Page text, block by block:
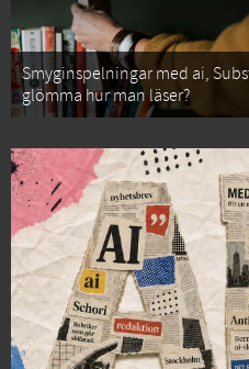
Smyginspelningar med ai,
glömma hur man läser?